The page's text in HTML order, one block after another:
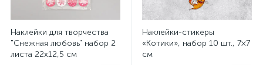
Наклейки для творчества
"Снежная любовь" набор 2
листа 22х12,5 см
Наклейки-стикеры
«Котики», набор 10 шт., 7×7
см